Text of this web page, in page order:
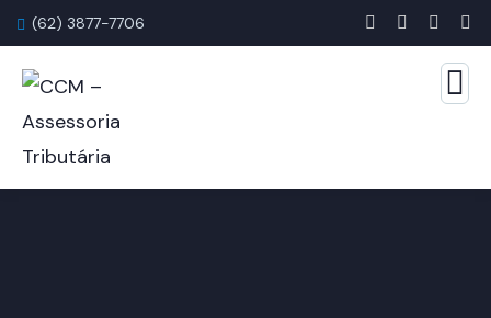
(62) 3877-7706